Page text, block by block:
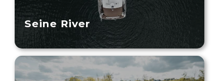
Seine River